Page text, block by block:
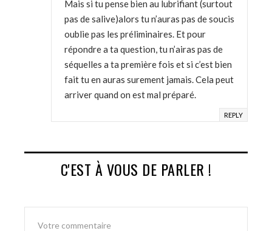
Mais si tu pense bien au lubrifiant (surtout
pas de salive)alors tu n’auras pas de soucis
oublie pas les préliminaires. Et pour
répondre a ta question, tu n’airas pas de
séquelles a ta première fois et si c’est bien
fait tu en auras surement jamais. Cela peut
arriver quand on est mal préparé.
REPLY
C'EST À VOUS DE PARLER !